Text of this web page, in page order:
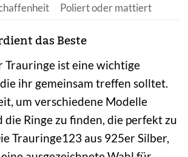
Poliert oder mattiert
das Beste
Trauringe ist eine wichtige
ihr gemeinsam treffen solltet.
um verschiedene Modelle
die Ringe zu finden, die perfekt zu
Trauringe123 aus 925er Silber,